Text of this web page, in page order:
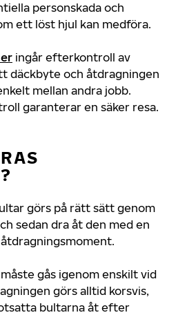
personskada och
ett löst hjul kan medföra.
ingår efterkontroll av
däckbyte och åtdragningen
mellan andra jobb.
garanterar en säker resa.
görs på rätt sätt genom
sedan dra åt den med en
gås igenom enskilt vid
görs alltid korsvis,
bultarna åt efter